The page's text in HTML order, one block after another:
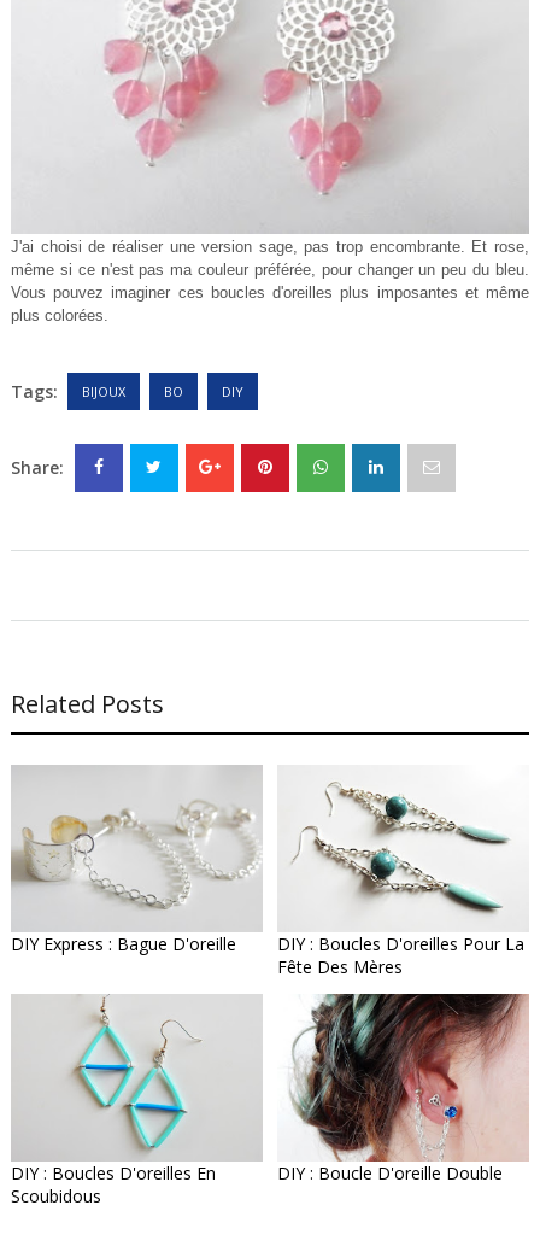
J'ai choisi de réaliser une version sage, pas trop encombrante. Et rose,
même si ce n'est pas ma couleur préférée, pour changer un peu du bleu.
Vous pouvez imaginer ces boucles d'oreilles plus imposantes et même
plus colorées.
Tags: BIJOUX BO DIY
Share:
Related Posts
DIY Express : Bague D'oreille
DIY : Boucles D'oreilles Pour La
Fête Des Mères
DIY : Boucles D'oreilles En
Scoubidous
DIY : Boucle D'oreille Double